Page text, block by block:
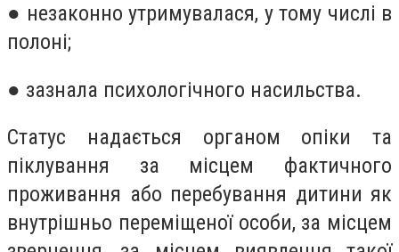
● незаконно утримувалася, у тому числі в
полоні;
● зазнала психологічного насильства.
Статус надається органом опіки та
піклування за місцем фактичного
проживання або перебування дитини як
внутрішньо переміщеної особи, за місцем